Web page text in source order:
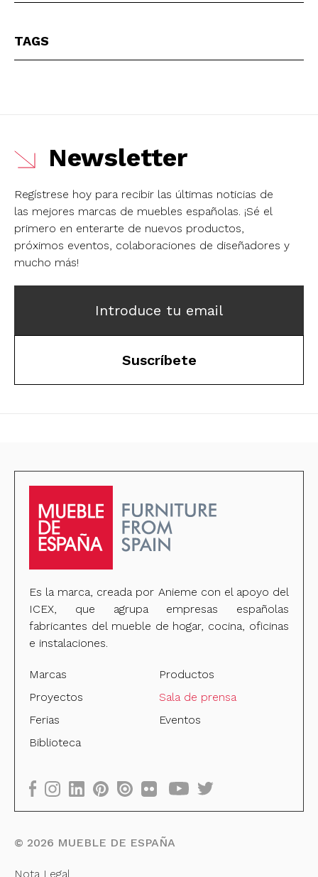
TAGS
Newsletter
Regístrese hoy para recibir las últimas noticias de
las mejores marcas de muebles españolas. ¡Sé el
primero en enterarte de nuevos productos,
próximos eventos, colaboraciones de diseñadores y
mucho más!
Introduce tu email
Suscríbete
Es la marca, creada por Anieme con el apoyo del
ICEX, que agrupa empresas españolas
fabricantes del mueble de hogar, cocina, oficinas
e instalaciones.
Marcas
Productos
Proyectos
Sala de prensa
Ferias
Eventos
Biblioteca
© 2026 MUEBLE DE ESPAÑA
Nota Legal